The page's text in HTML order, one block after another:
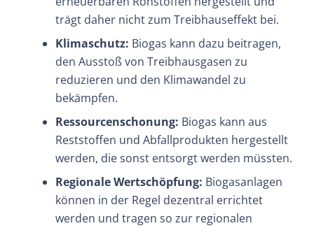
trägt daher nicht zum Treibhauseffekt bei.
Klimaschutz: Biogas kann dazu beitragen,
den Ausstoß von Treibhausgasen zu
reduzieren und den Klimawandel zu
bekämpfen.
Ressourcenschonung: Biogas kann aus
Reststoffen und Abfallprodukten hergestellt
werden, die sonst entsorgt werden müssten.
Regionale Wertschöpfung: Biogasanlagen
können in der Regel dezentral errichtet
werden und tragen so zur regionalen